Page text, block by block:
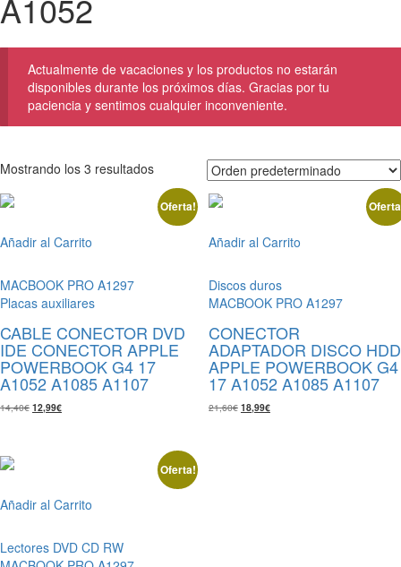
A1052
Actualmente de vacaciones y los productos no estarán
disponibles durante los próximos días. Gracias por tu
paciencia y sentimos cualquier inconveniente.
Mostrando los 3 resultados
Añadir al Carrito
Oferta!
MACBOOK PRO A1297
Placas auxiliares
CABLE CONECTOR DVD
IDE CONECTOR APPLE
POWERBOOK G4 17
A1052 A1085 A1107
14,40€ El
12,99€El
Añadir al Carrito
Discos duros
MACBOOK PRO A1297
CONECTOR
ADAPTADOR DISCO HDD
APPLE POWERBOOK G4
17 A1052 A1085 A1107
21,60€ El
18,99€El
Añadir al Carrito
Oferta!
Lectores DVD CD RW